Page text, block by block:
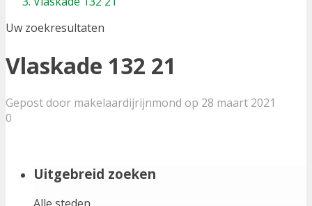
Uw zoekresultaten
Vlaskade 132 21
Gepost door makelaardijrijnmond op 28 maart 2021
0
Uitgebreid zoeken